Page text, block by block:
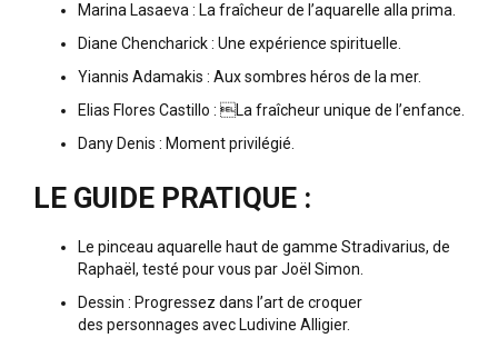
Marina Lasaeva : La fraîcheur de l’aquarelle alla prima.
Diane Chencharick : Une expérience spirituelle.
Yiannis Adamakis : Aux sombres héros de la mer.
Elias Flores Castillo : La fraîcheur unique de l’enfance.
Dany Denis : Moment privilégié.
LE GUIDE PRATIQUE :
Le pinceau aquarelle haut de gamme Stradivarius, de
Raphaël, testé pour vous par Joël Simon.
Dessin : Progressez dans l’art de croquer
des personnages avec Ludivine Alligier.